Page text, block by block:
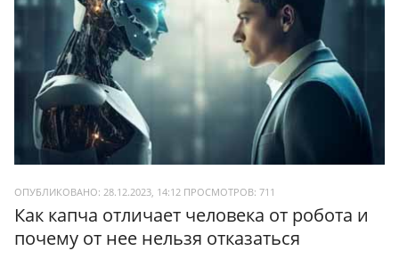
ОПУБЛИКОВАНО: 28.12.2023, 14:12 ПРОСМОТРОВ: 711
Как капча отличает человека от робота и
почему от нее нельзя отказаться